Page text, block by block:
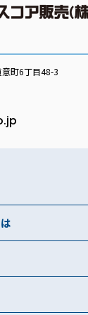
町6丁目48-3